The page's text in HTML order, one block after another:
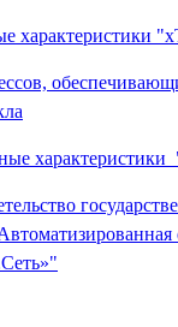
характеристики
характеристики